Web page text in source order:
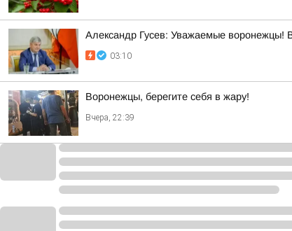
Александр Гусев: Уважаемые воронежцы!
03:10
Воронежцы, берегите себя в жару!
Вчера, 22:39